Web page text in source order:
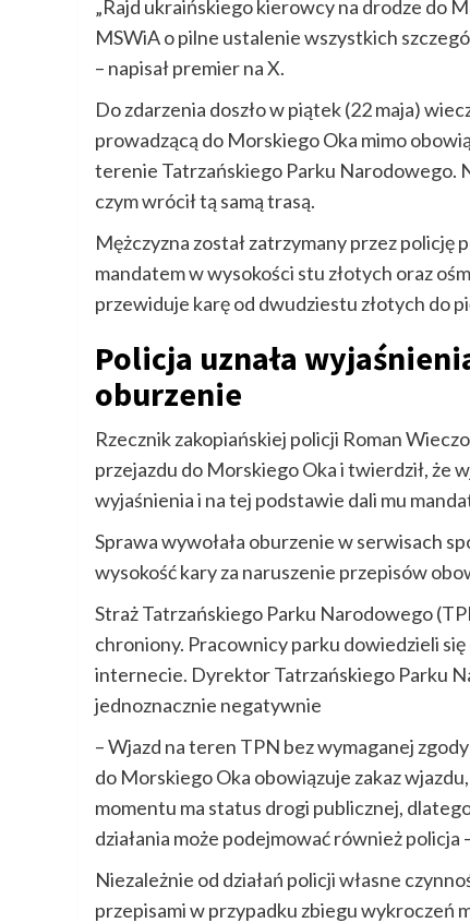
„Rajd ukraińskiego kierowcy na drodze do
MSWiA o pilne ustalenie wszystkich
– napisał premier na X.
Do zdarzenia doszło w piątek (22 maja)
prowadzącą do Morskiego Oka mimo
terenie Tatrzańskiego Parku Narodowego.
czym wrócił tą samą trasą.
Mężczyzna został zatrzymany przez policję
mandatem w wysokości stu złotych oraz
przewiduje karę od dwudziestu złotych do
Policja uznała
oburzenie
Rzecznik zakopiańskiej policji Roman
przejazdu do Morskiego Oka i twierdził, że
wyjaśnienia i na tej podstawie dali mu
Sprawa wywołała oburzenie w serwisach
wysokość kary za naruszenie przepisów
Straż Tatrzańskiego Parku Narodowego
chroniony. Pracownicy parku dowiedzieli
internecie. Dyrektor Tatrzańskiego Parku
jednoznacznie negatywnie
– Wjazd na teren TPN bez wymaganej
do Morskiego Oka obowiązuje zakaz
momentu ma status drogi publicznej,
działania może podejmować również policja
Niezależnie od działań policji własne
przepisami w przypadku zbiegu wykroczeń